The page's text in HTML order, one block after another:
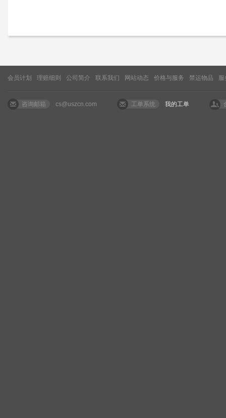
会员计划 理赔细则 公司简介 联系我们 网站动态 价格与服务 禁运物品
咨询邮箱 cs@uszcn.com 工单系统 我的工单